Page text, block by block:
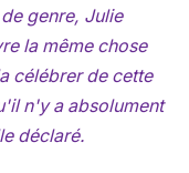
genre, Julie
la même chose
célébrer de cette
n'y a absolument
déclaré.